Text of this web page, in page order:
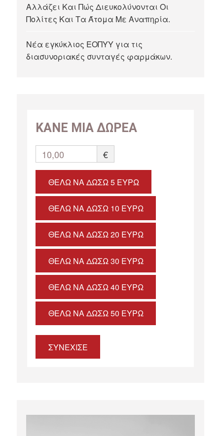
Αλλάζει Και Πώς Διευκολύνονται Οι
Πολίτες Και Τα Άτομα Με Αναπηρία.
Νέα εγκύκλιος ΕΟΠΥΥ για τις
διασυνοριακές συνταγές φαρμάκων.
ΚΑΝΕ ΜΙΑ ΔΩΡΕΑ
10,00 €
ΘΈΛΩ ΝΑ ΔΏΣΩ 5 ΕΥΡΏ
ΘΈΛΩ ΝΑ ΔΏΣΩ 10 ΕΥΡΏ
ΘΈΛΩ ΝΑ ΔΏΣΩ 20 ΕΥΡΏ
ΘΈΛΩ ΝΑ ΔΏΣΩ 30 ΕΥΡΏ
ΘΈΛΩ ΝΑ ΔΏΣΩ 40 ΕΥΡΏ
ΘΈΛΩ ΝΑ ΔΏΣΩ 50 ΕΥΡΏ
ΣΥΝΕΧΙΣΕ